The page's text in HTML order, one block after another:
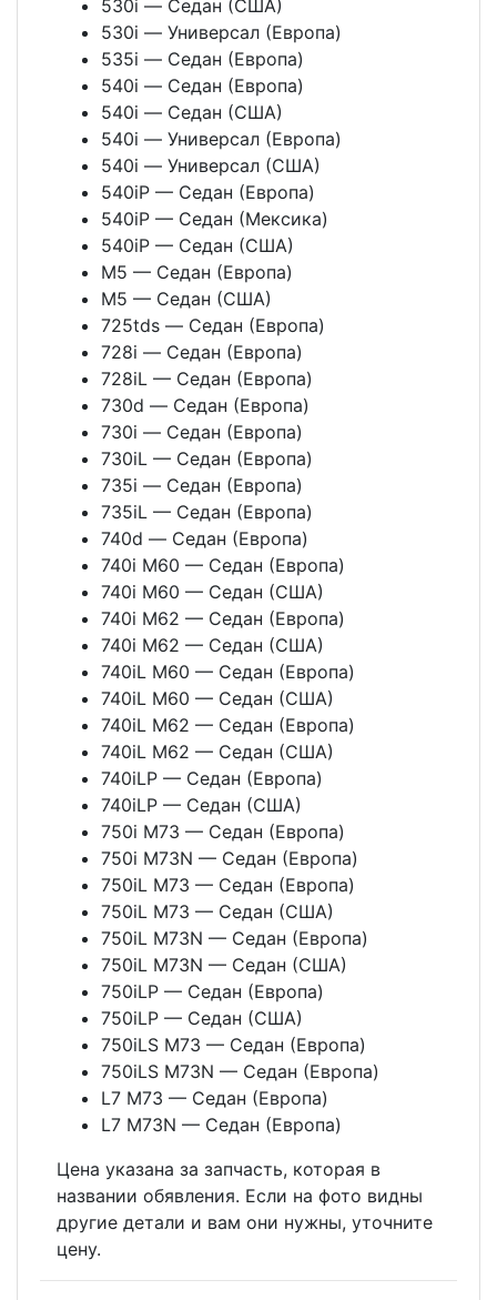
530i — Седан (США)
530i — Универсал (Европа)
535i — Седан (Европа)
540i — Седан (Европа)
540i — Седан (США)
540i — Универсал (Европа)
540i — Универсал (США)
540iP — Седан (Европа)
540iP — Седан (Мексика)
540iP — Седан (США)
M5 — Седан (Европа)
M5 — Седан (США)
725tds — Седан (Европа)
728i — Седан (Европа)
728iL — Седан (Европа)
730d — Седан (Европа)
730i — Седан (Европа)
730iL — Седан (Европа)
735i — Седан (Европа)
735iL — Седан (Европа)
740d — Седан (Европа)
740i M60 — Седан (Европа)
740i M60 — Седан (США)
740i M62 — Седан (Европа)
740i M62 — Седан (США)
740iL M60 — Седан (Европа)
740iL M60 — Седан (США)
740iL M62 — Седан (Европа)
740iL M62 — Седан (США)
740iLP — Седан (Европа)
740iLP — Седан (США)
750i M73 — Седан (Европа)
750i M73N — Седан (Европа)
750iL M73 — Седан (Европа)
750iL M73 — Седан (США)
750iL M73N — Седан (Европа)
750iL M73N — Седан (США)
750iLP — Седан (Европа)
750iLP — Седан (США)
750iLS M73 — Седан (Европа)
750iLS M73N — Седан (Европа)
L7 M73 — Седан (Европа)
L7 M73N — Седан (Европа)
Цена указана за запчасть, которая в
названии обявления. Если на фото видны
другие детали и вам они нужны, уточните
цену.